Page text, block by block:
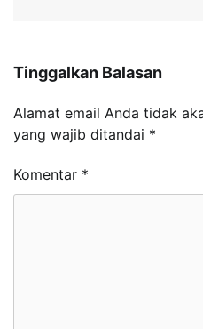
Tinggalkan Balasan
Alamat email Anda tidak
yang wajib ditandai *
Komentar *